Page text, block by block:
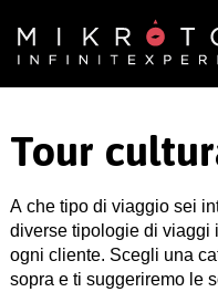
Tour
A che tipo di viaggio sei
diverse tipologie di viaggi
ogni cliente. Scegli una
sopra e ti suggeriremo le